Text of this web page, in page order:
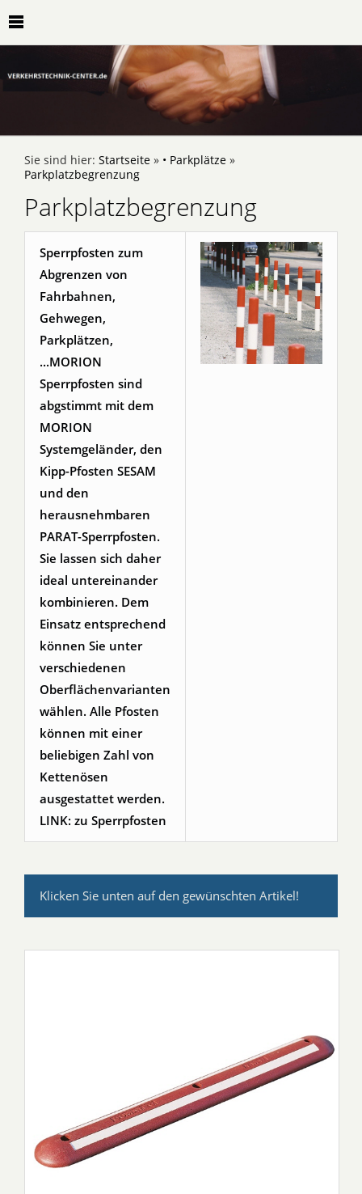
Sie sind hier: Startseite » • Parkplätze »
Parkplatzbegrenzung
Parkplatzbegrenzung
Sperrpfosten zum
Abgrenzen von
Fahrbahnen,
Gehwegen,
Parkplätzen,
...MORION
Sperrpfosten sind
abgstimmt mit dem
MORION
Systemgeländer, den
Kipp-Pfosten SESAM
und den
herausnehmbaren
PARAT-Sperrpfosten.
Sie lassen sich daher
ideal untereinander
kombinieren. Dem
Einsatz entsprechend
können Sie unter
verschiedenen
Oberflächenvarianten
wählen. Alle Pfosten
können mit einer
beliebigen Zahl von
Kettenösen
ausgestattet werden.
LINK: zu Sperrpfosten
Klicken Sie unten auf den gewünschten Artikel!